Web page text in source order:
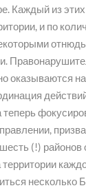
Каждый из
и по
оказываются
(!) районов
несколько